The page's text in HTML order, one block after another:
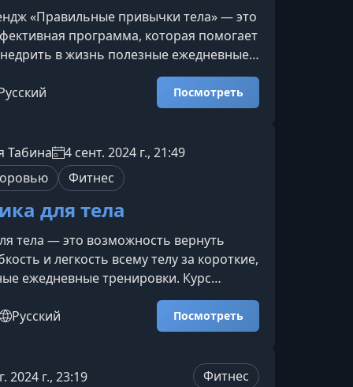
«Правильные привычки тела» — это
программа, которая помогает
в жизнь полезные ежедневные
тренировки направлены на
осанки, тонуса лица и тела, а
напряжения и дискомфорта в
созданная для тех, кто хочет
и внешний вид без
Ка
Посмотреть
Табина
4 сент. 2024 г., 21:49
Фитнес
для тела
тела — это возможность вернуть
и легкость всему телу за короткие,
ежедневные тренировки. Курс
функциональные нагрузки,
и осознанные движения,
прорабатывать мышцы и суставы,
делает этот курс
Русский Посмотреть
2024 г., 23:19 Фитнес